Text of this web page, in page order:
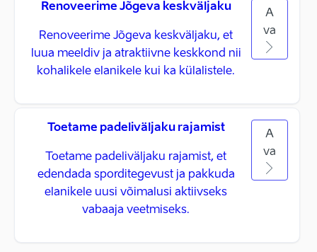
Renoveerime Jõgeva keskväljaku
Renoveerime Jõgeva keskväljaku, et
luua meeldiv ja atraktiivne keskkond nii
kohalikele elanikele kui ka külalistele.
A
va
Toetame padeliväljaku rajamist
Toetame padeliväljaku rajamist, et
edendada sporditegevust ja pakkuda
elanikele uusi võimalusi aktiivseks
vabaaja veetmiseks.
A
va